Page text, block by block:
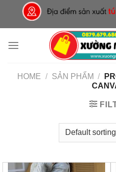
content
HOME / SẢN PHẨM /